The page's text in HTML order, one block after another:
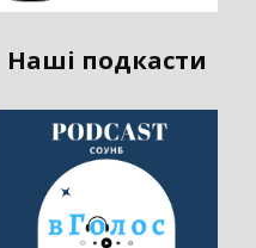
Наші подкасти